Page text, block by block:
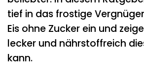
tief in das frostige
Eis ohne Zucker ein und
lecker und nährstoffreich
kann.